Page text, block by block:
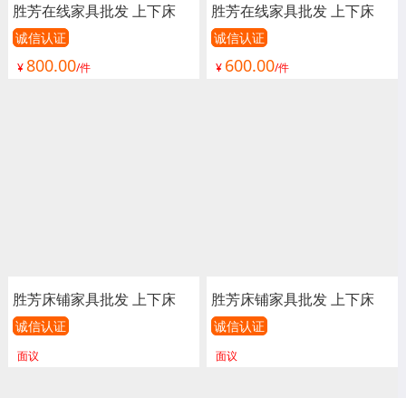
胜芳在线家具批发 上下床
单人床 双人床 童床 公寓床
连体床 铁床 双层 上下铺 高
诚信认证
¥800.00/件
胜芳在线家具批发 上下床
单人床 双人床 童床 公寓床
连体床 铁床 双层 上下铺 高
诚信认证
¥ 600.00/件
胜芳床铺家具批发 上下床
单人床 双人床 童床 公寓床
连体床 铁床 双层 上下铺 高
诚信认证
面议
胜芳床铺家具批发 上下床
单人床 双人床 童床 公寓床
连体床 铁床 双层 上下铺 高
诚信认证
面议